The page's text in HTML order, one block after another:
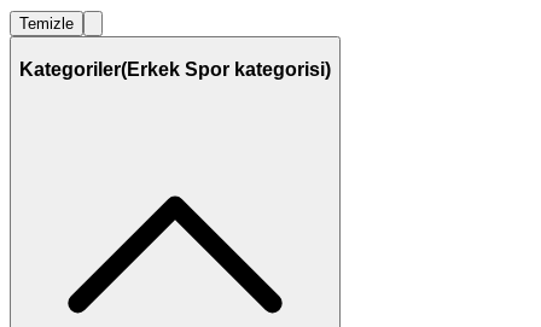
Temizle
Kategoriler(Erkek Spor kategorisi)